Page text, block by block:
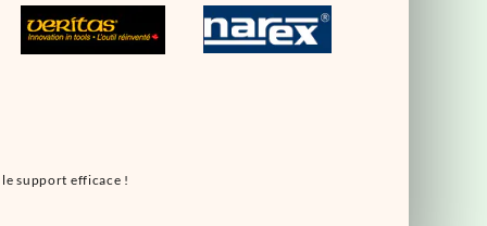
support efficace !